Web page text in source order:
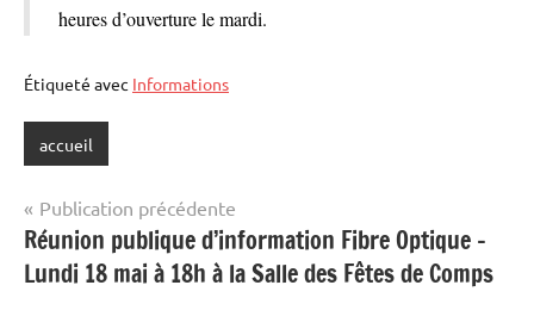
heures d’ouverture le mardi.
Étiqueté avec Informations
accueil
Navigation
de
l’article
Publication précédente
Réunion publique d’information Fibre Optique –
Lundi 18 mai à 18h à la Salle des Fêtes de Comps